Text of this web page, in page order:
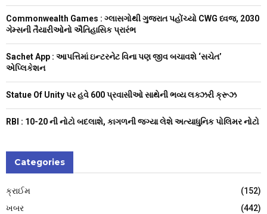
C
Commonwealth Games : ગ્લાસગોથી ગુજરાત પહોંચ્યો CWG ધ્વજ, 2030
ગેમ્સની તૈયારીઓનો ઐતિહાસિક પ્રારંભ
Sachet App : આપત્તિમાં ઇન્ટરનેટ વિના પણ જીવ બચાવશે ‘સચેત’
એપ્લિકેશન
Statue Of Unity પર હવે 600 પ્રવાસીઓ સાથેની ભવ્ય લક્ઝરી ક્રૂઝ
RBI : ₹10-20 ની નોટો બદલાશે, કાગળની જગ્યા લેશે અત્યાધુનિક પોલિમર નોટો
Categories
ક્રાઈમ
(152)
ખબર
(442)